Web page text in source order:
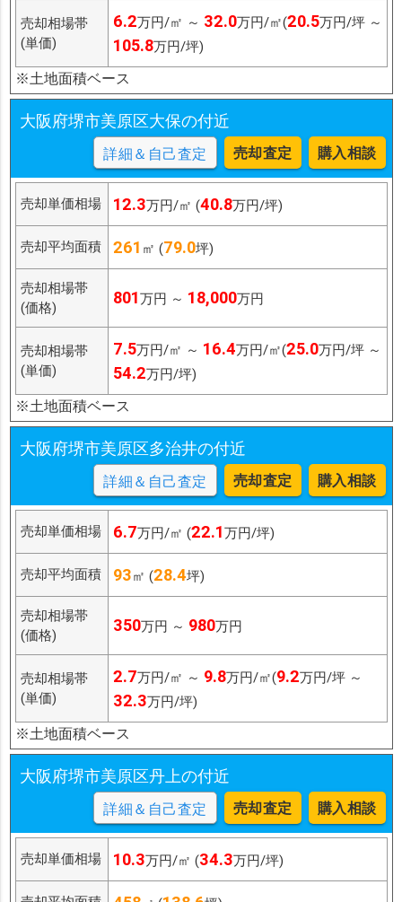
売却相場帯
(単価)
6.2万円/㎡ ～ 32.0万円/㎡(20.5万円/坪 ～
105.8万円/坪)
※土地面積ベース
大阪府堺市美原区大保の付近
詳細＆自己査定 売却査定 購入相談
売却単価相場 12.3万円/㎡ (40.8万円/坪)
売却平均面積 261 ㎡ (79.0坪)
売却相場帯
(価格)
801万円 ～ 18,000万円
売却相場帯
(単価)
7.5万円/㎡ ～ 16.4万円/㎡(25.0万円/坪 ～
54.2万円/坪)
※土地面積ベース
大阪府堺市美原区多治井の付近
詳細＆自己査定 売却査定 購入相談
売却単価相場 6.7万円/㎡ (22.1万円/坪)
売却平均面積 93㎡ (28.4坪)
売却相場帯
(価格)
350万円 ～ 980万円
売却相場帯
(単価)
2.7万円/㎡ ～ 9.8万円/㎡(9.2万円/坪 ～
32.3万円/坪)
※土地面積ベース
大阪府堺市美原区丹上の付近
詳細＆自己査定 売却査定 購入相談
売却単価相場 10.3万円/㎡ (34.3万円/坪)